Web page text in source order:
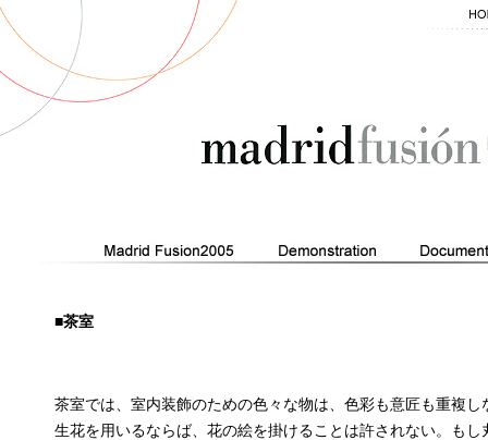
■茶室
茶室では、室内装飾のための色々な物は、色彩も意匠も重複
生花を用いるならば、花の絵を掛けることは許されない。も